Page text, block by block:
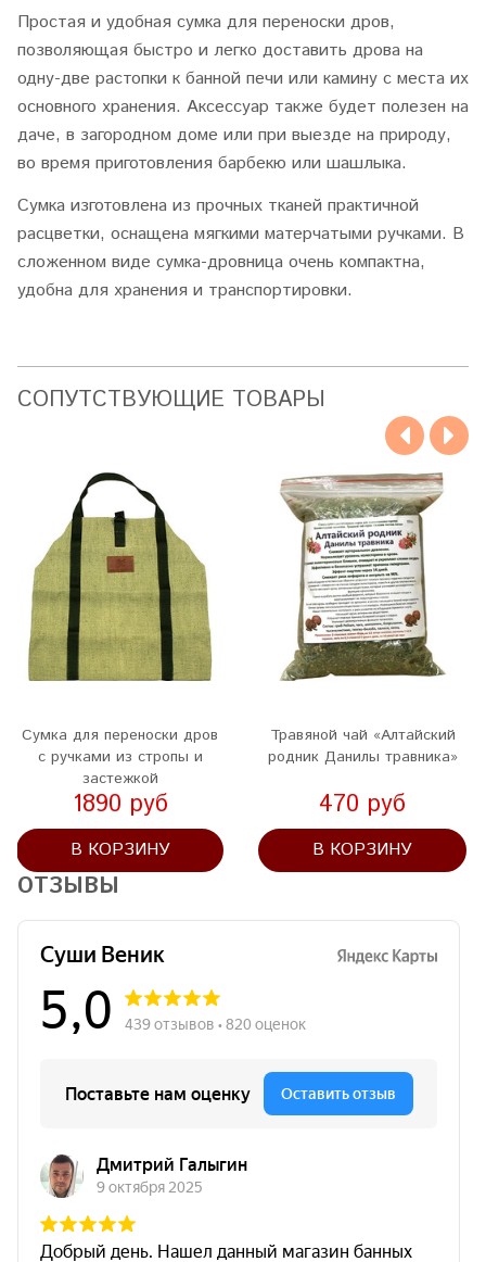
Простая и удобная сумка для переноски дров,
позволяющая быстро и легко доставить дрова на
одну-две растопки к банной печи или камину с места их
основного хранения. Аксессуар также будет полезен на
даче, в загородном доме или при выезде на природу,
во время приготовления барбекю или шашлыка.
Сумка изготовлена из прочных тканей практичной
расцветки, оснащена мягкими матерчатыми ручками. В
сложенном виде сумка-дровница очень компактна,
удобна для хранения и транспортировки.
CОПУТСТВУЮЩИЕ ТОВАРЫ
Сумка для переноски дров
с ручками из стропы и
застежкой
1890 руб
В КОРЗИНУ
Травяной чай «Алтайский
родник Данилы травника»
470 руб
В КОРЗИНУ
ОТЗЫВЫ